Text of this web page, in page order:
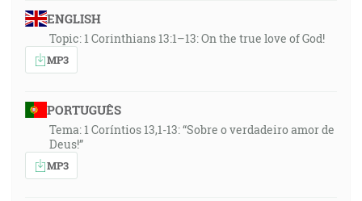
ENGLISH
Topic: 1 Corinthians 13:1–13: On the true love of God!
MP3
PORTUGUÊS
Tema: 1 Coríntios 13,1-13: “Sobre o verdadeiro amor de
Deus!”
MP3